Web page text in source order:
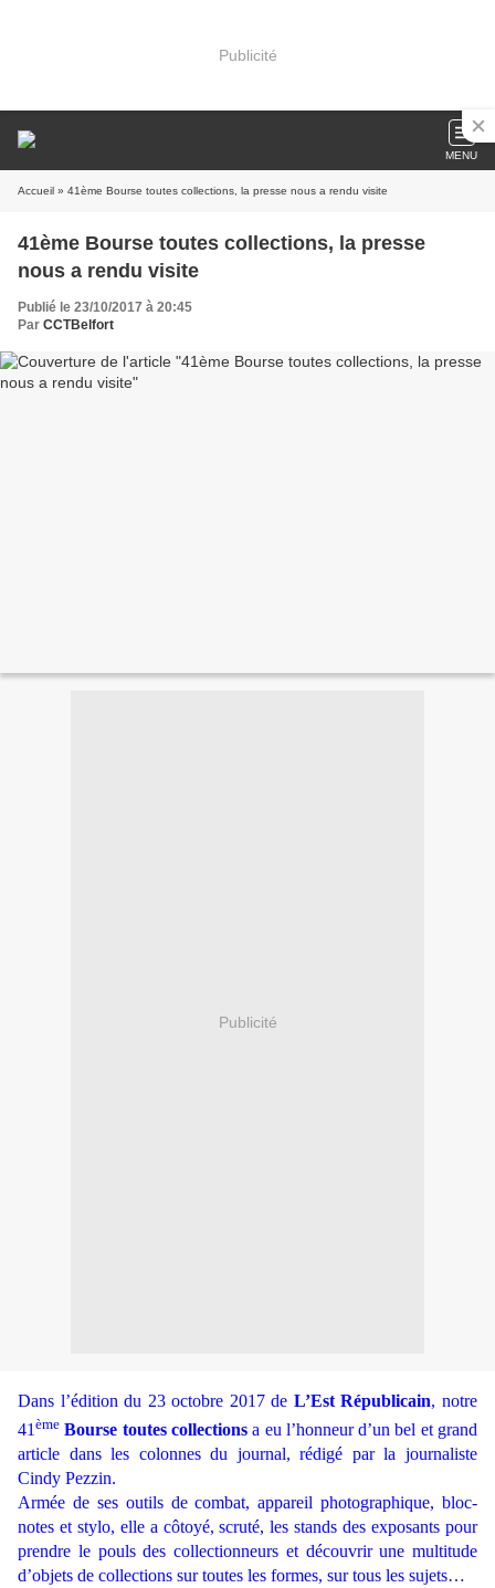
Publicité
MENU
Accueil » 41ème Bourse toutes collections, la presse nous a rendu visite
41ème Bourse toutes collections, la presse
nous a rendu visite
Publié le 23/10/2017 à 20:45
Par CCTBelfort
Publicité
Dans l’édition du 23 octobre 2017 de L’Est Républicain, notre
41 ème Bourse toutes collectionsa eu l’honneur d’un bel et grand
article dans les colonnes du journal, rédigé par la journaliste
Cindy Pezzin.
Armée de ses outils de combat, appareil photographique, bloc-
notes et stylo, elle a côtoyé, scruté, les stands des exposants pour
prendre le pouls des collectionneurs et découvrir une multitude
d’objets de collections sur toutes les formes, sur tous les sujets…